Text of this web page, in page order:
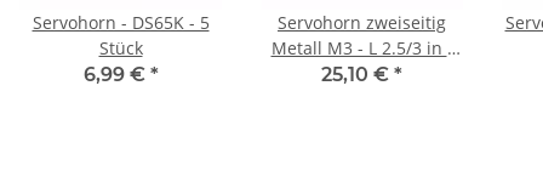
Servohorn - DS65K - 5
Stück
6,99 € *
Servohorn zweiseitig
Metall M3 - L 2.5/3 in -
for HBL960-990,
25,10 € *